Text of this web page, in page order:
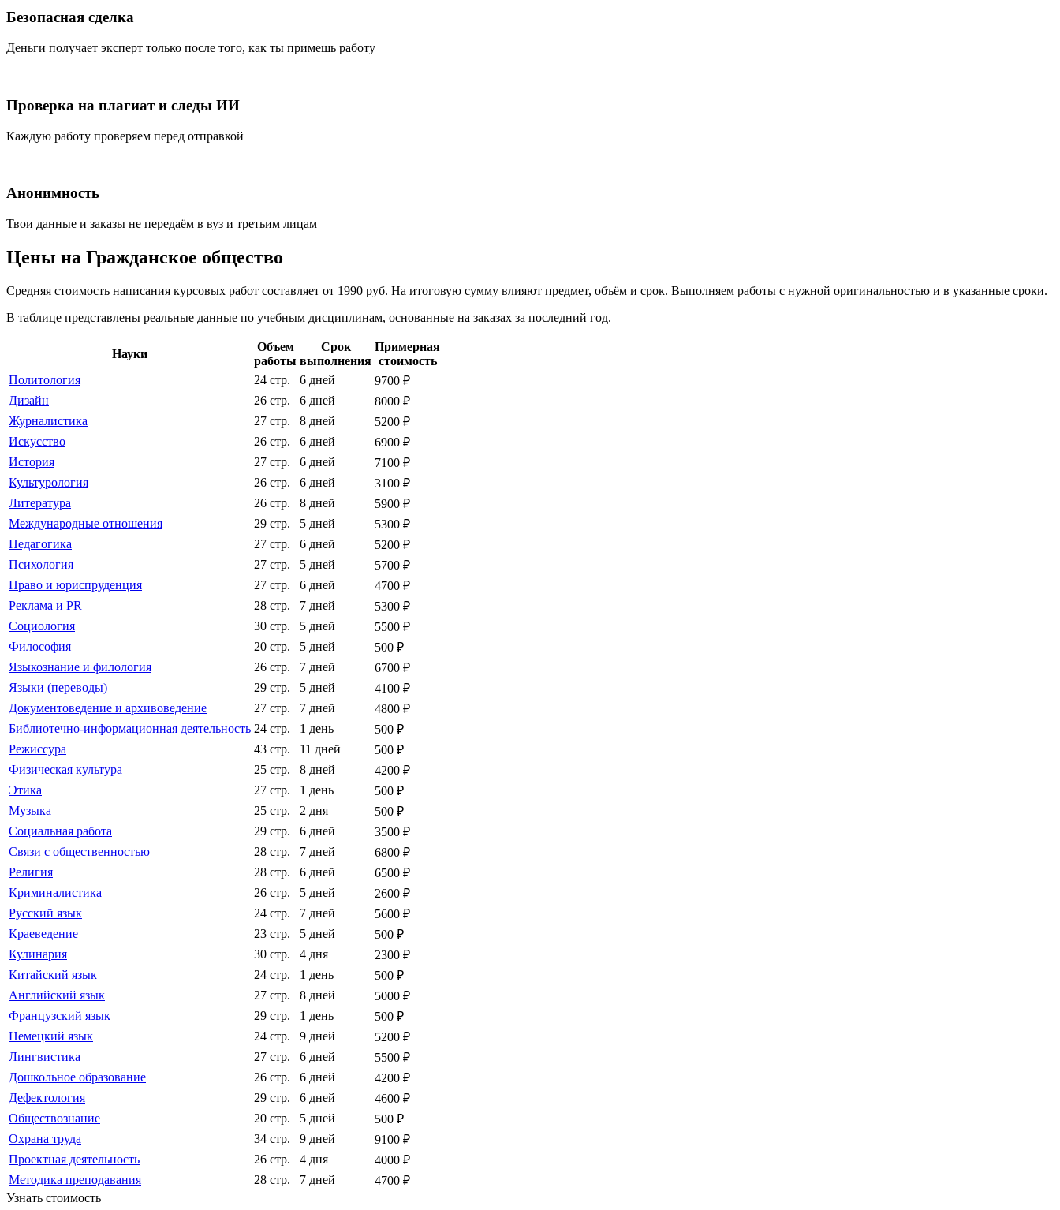
Безопасная сделка
Деньги получает эксперт только после того, как ты примешь работу
Проверка на плагиат и следы ИИ
Каждую работу проверяем перед отправкой
Анонимность
Твои данные и заказы не передаём в вуз и третьим лицам
Цены на Гражданское общество
Средняя стоимость написания курсовых работ составляет от 1990 руб. На итоговую сумму влияют предмет, объём и срок. Выполняем работы с нужной оригинальностью и в указанные сроки.
В таблице представлены реальные данные по учебным дисциплинам, основанные на заказах за последний год.
Науки
Объем
работы
Срок
выполнения
Примерная
стоимость
Политология
24 стр. 6 дней
9700 ₽
Дизайн
26 стр. 6 дней
8000 ₽
Журналистика
27 стр. 8 дней
5200 ₽
Искусство
26 стр. 6 дней
6900 ₽
История
27 стр. 6 дней
7100 ₽
Культурология
26 стр. 6 дней
3100 ₽
Литература
26 стр. 8 дней
5900 ₽
Международные отношения
29 стр. 5 дней
5300 ₽
Педагогика
27 стр. 6 дней
5200 ₽
Психология
27 стр. 5 дней
5700 ₽
Право и юриспруденция
27 стр. 6 дней
4700 ₽
Реклама и PR
28 стр. 7 дней
5300 ₽
Социология
30 стр. 5 дней
5500 ₽
Философия
20 стр. 5 дней
500 ₽
Языкознание и филология
26 стр. 7 дней
6700 ₽
Языки (переводы)
29 стр. 5 дней
4100 ₽
Документоведение и архивоведение
27 стр. 7 дней
4800 ₽
Библиотечно-информационная деятельность 24 стр. 1 день
500 ₽
Режиссура
43 стр. 11 дней
500 ₽
Физическая культура
25 стр. 8 дней
4200 ₽
Этика
27 стр. 1 день
500 ₽
Музыка
25 стр. 2 дня
500 ₽
Социальная работа
29 стр. 6 дней
3500 ₽
Связи с общественностью
28 стр. 7 дней
6800 ₽
Религия
28 стр. 6 дней
6500 ₽
Криминалистика
26 стр. 5 дней
2600 ₽
Русский язык
24 стр. 7 дней
5600 ₽
Краеведение
23 стр. 5 дней
500 ₽
Кулинария
30 стр. 4 дня
2300 ₽
Китайский язык
24 стр. 1 день
500 ₽
Английский язык
27 стр. 8 дней
5000 ₽
Французский язык
29 стр. 1 день
500 ₽
Немецкий язык
24 стр. 9 дней
5200 ₽
Лингвистика
27 стр. 6 дней
5500 ₽
Дошкольное образование
26 стр. 6 дней
4200 ₽
Дефектология
29 стр. 6 дней
4600 ₽
Обществознание
20 стр. 5 дней
500 ₽
Охрана труда
34 стр. 9 дней
9100 ₽
Проектная деятельность
26 стр. 4 дня
4000 ₽
Методика преподавания
28 стр. 7 дней
4700 ₽
Узнать стоимость